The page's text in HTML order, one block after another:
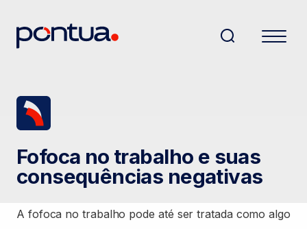
Fofoca no trabalho e suas
consequências negativas
A fofoca no trabalho pode até ser tratada como algo